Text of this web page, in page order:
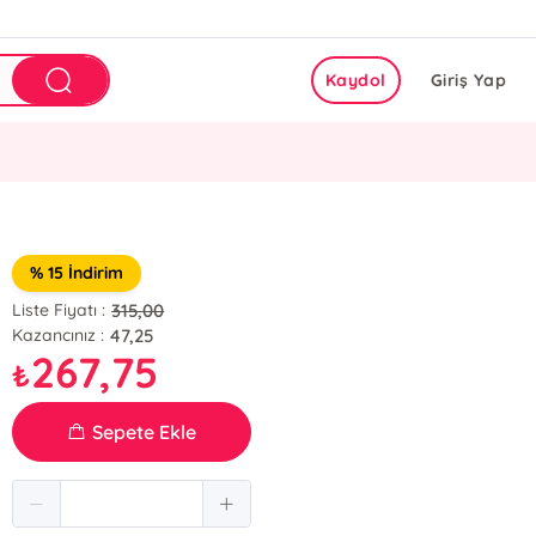
Giriş Yap
Kaydol
% 15 İndirim
Liste Fiyatı : 315,00
Kazancınız : 47,25
₺267,75
Sepete Ekle